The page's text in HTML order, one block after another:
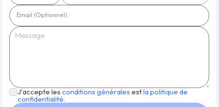
Email (Optionnel)
J'accepte les conditions générales estla politique de
confidentialité.